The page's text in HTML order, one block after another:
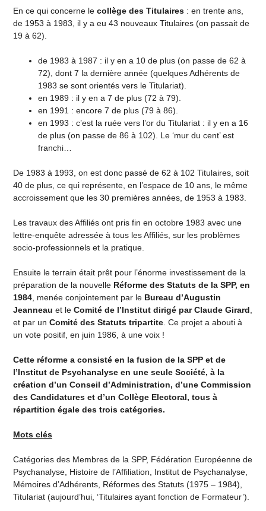
En ce qui concerne le collège des Titulaires : en trente ans,
de 1953 à 1983, il y a eu 43 nouveaux Titulaires (on passait de
19 à 62).
de 1983 à 1987 : il y en a 10 de plus (on passe de 62 à
72), dont 7 la dernière année (quelques Adhérents de
1983 se sont orientés vers le Titulariat).
en 1989 : il y en a 7 de plus (72 à 79).
en 1991 : encore 7 de plus (79 à 86).
en 1993 : c’est la ruée vers l’or du Titulariat : il y en a 16
de plus (on passe de 86 à 102). Le ‘mur du cent’ est
franchi…
De 1983 à 1993, on est donc passé de 62 à 102 Titulaires, soit
40 de plus, ce qui représente, en l’espace de 10 ans, le même
accroissement que les 30 premières années, de 1953 à 1983.
Les travaux des Affiliés ont pris fin en octobre 1983 avec une
lettre-enquête adressée à tous les Affiliés, sur les problèmes
socio-professionnels et la pratique.
Ensuite le terrain était prêt pour l’énorme investissement de la
préparation de la nouvelle Réforme des Statuts de la SPP, en
1984, menée conjointement par le Bureau d’Augustin
Jeanneau et le Comité de l’Institut dirigé par Claude Girard,
et par un Comité des Statuts tripartite. Ce projet a abouti à
un vote positif, en juin 1986, à une voix !
Cette réforme a consisté en la fusion de la SPP et de
l’Institut de Psychanalyse en une seule Société, à la
création d’un Conseil d’Administration, d’une Commission
des Candidatures et d’un Collège Electoral, tous à
répartition égale des trois catégories.
Mots clés
Catégories des Membres de la SPP, Fédération Européenne de
Psychanalyse, Histoire de l’Affiliation, Institut de Psychanalyse,
Mémoires d’Adhérents, Réformes des Statuts (1975 – 1984),
Titulariat (aujourd’hui, ‘Titulaires ayant fonction de Formateur’).